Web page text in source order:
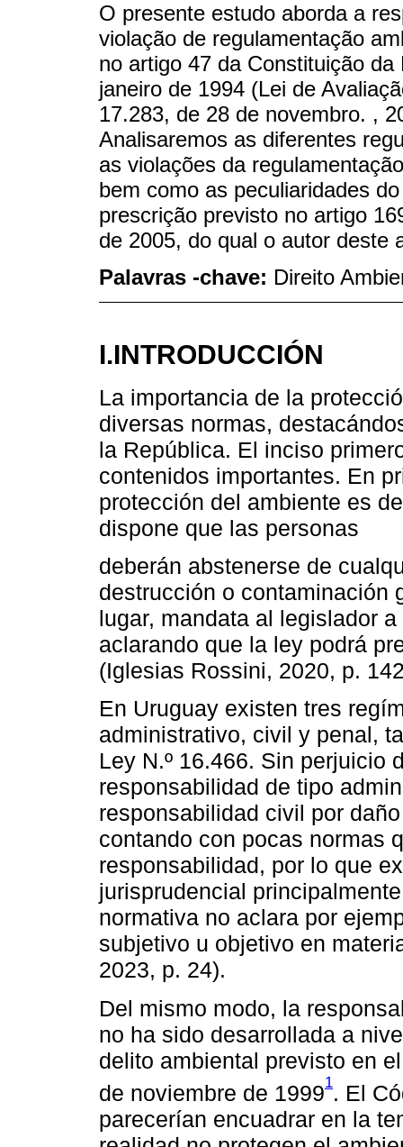
O presente estudo aborda a
violação de regulamentação
no artigo 47 da Constituição
janeiro de 1994 (Lei de
17.283, de 28 de novembro. ,
Analisaremos as diferentes
as violações da
bem como as peculiaridades
prescrição previsto no artigo
de 2005, do qual o autor deste
Palavras -chave: Direito
I.INTRODUCCIÓN
La importancia de la
diversas normas,
la República. El inciso
contenidos importantes. En
protección del ambiente es
dispone que las personas
deberán abstenerse de
destrucción o contaminación
lugar, mandata al legislador
aclarando que la ley podrá
(Iglesias Rossini, 2020, p.
En Uruguay existen tres
administrativo, civil y penal,
Ley N.º 16.466. Sin perjuicio
responsabilidad de tipo
responsabilidad civil por
contando con pocas normas
responsabilidad, por lo que
jurisprudencial
normativa no aclara por
subjetivo u objetivo en
2023, p. 24).
Del mismo modo, la
no ha sido desarrollada a
delito ambiental previsto en
de noviembre de 19991. El
parecerían encuadrar en la